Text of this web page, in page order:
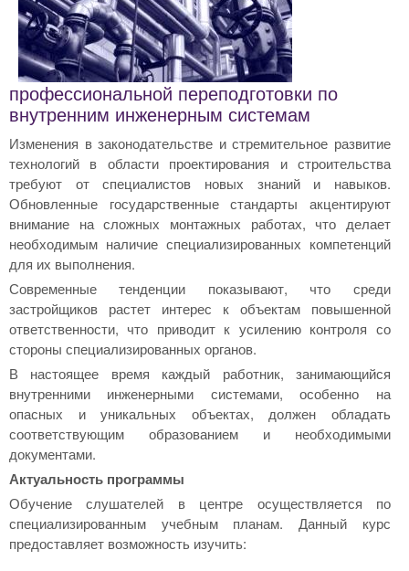
профессиональной переподготовки по
внутренним инженерным системам
Изменения в законодательстве и стремительное развитие
технологий в области проектирования и строительства
требуют от специалистов новых знаний и навыков.
Обновленные государственные стандарты акцентируют
внимание на сложных монтажных работах, что делает
необходимым наличие специализированных компетенций
для их выполнения.
Современные тенденции показывают, что среди
застройщиков растет интерес к объектам повышенной
ответственности, что приводит к усилению контроля со
стороны специализированных органов.
В настоящее время каждый работник, занимающийся
внутренними инженерными системами, особенно на
опасных и уникальных объектах, должен обладать
соответствующим образованием и необходимыми
документами.
Актуальность программы
Обучение слушателей в центре осуществляется по
специализированным учебным планам. Данный курс
предоставляет возможность изучить: